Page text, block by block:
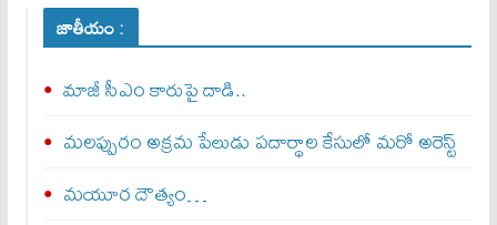
జాతీయం :
మాజీ సీఎం కారుపై దాడి..
మలప్పురం అక్రమ పేలుడు పదార్థాల కేసులో మరో అరెస్ట్‌
మయూర దౌత్యం…